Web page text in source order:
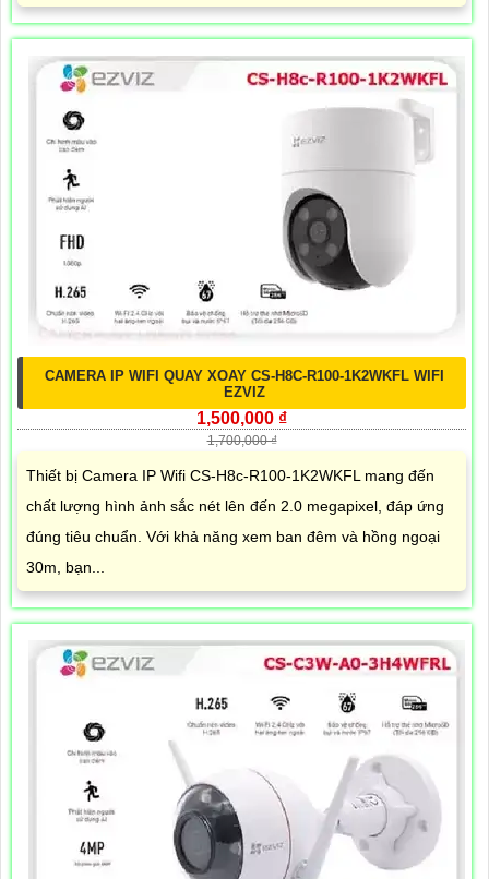
CAMERA IP WIFI QUAY XOAY CS-H8C-R100-1K2WKFL WIFI
EZVIZ
1,500,000 ₫
1,700,000 ₫
Thiết bị Camera IP Wifi CS-H8c-R100-1K2WKFL mang đến
chất lượng hình ảnh sắc nét lên đến 2.0 megapixel, đáp ứng
đúng tiêu chuẩn. Với khả năng xem ban đêm và hồng ngoại
30m, bạn...